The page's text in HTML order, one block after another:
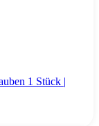
1 Stück |